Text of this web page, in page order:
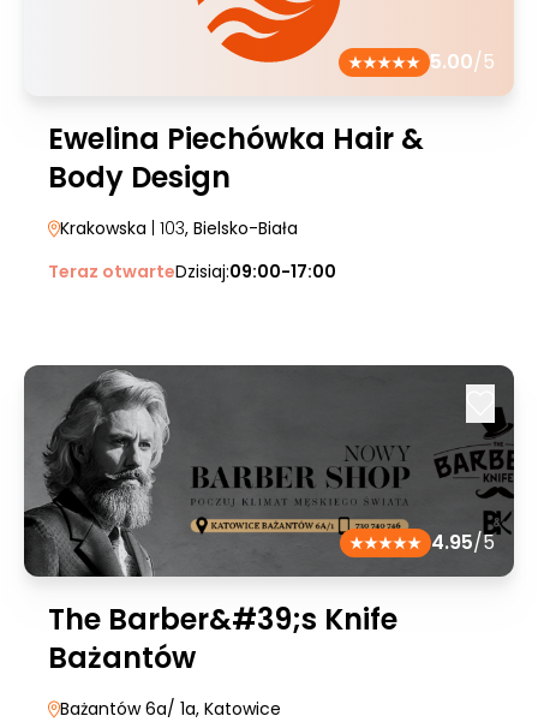
5.00/5
Ewelina Piechówka Hair &
Body Design
Krakowska | 103, Bielsko-Biała
Teraz otwarteDzisiaj:09:00-17:00
4.95/5
The Barber&#39;s Knife
Bażantów
Bażantów 6a/ 1a, Katowice